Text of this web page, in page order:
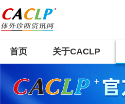
首页 关于CACLP